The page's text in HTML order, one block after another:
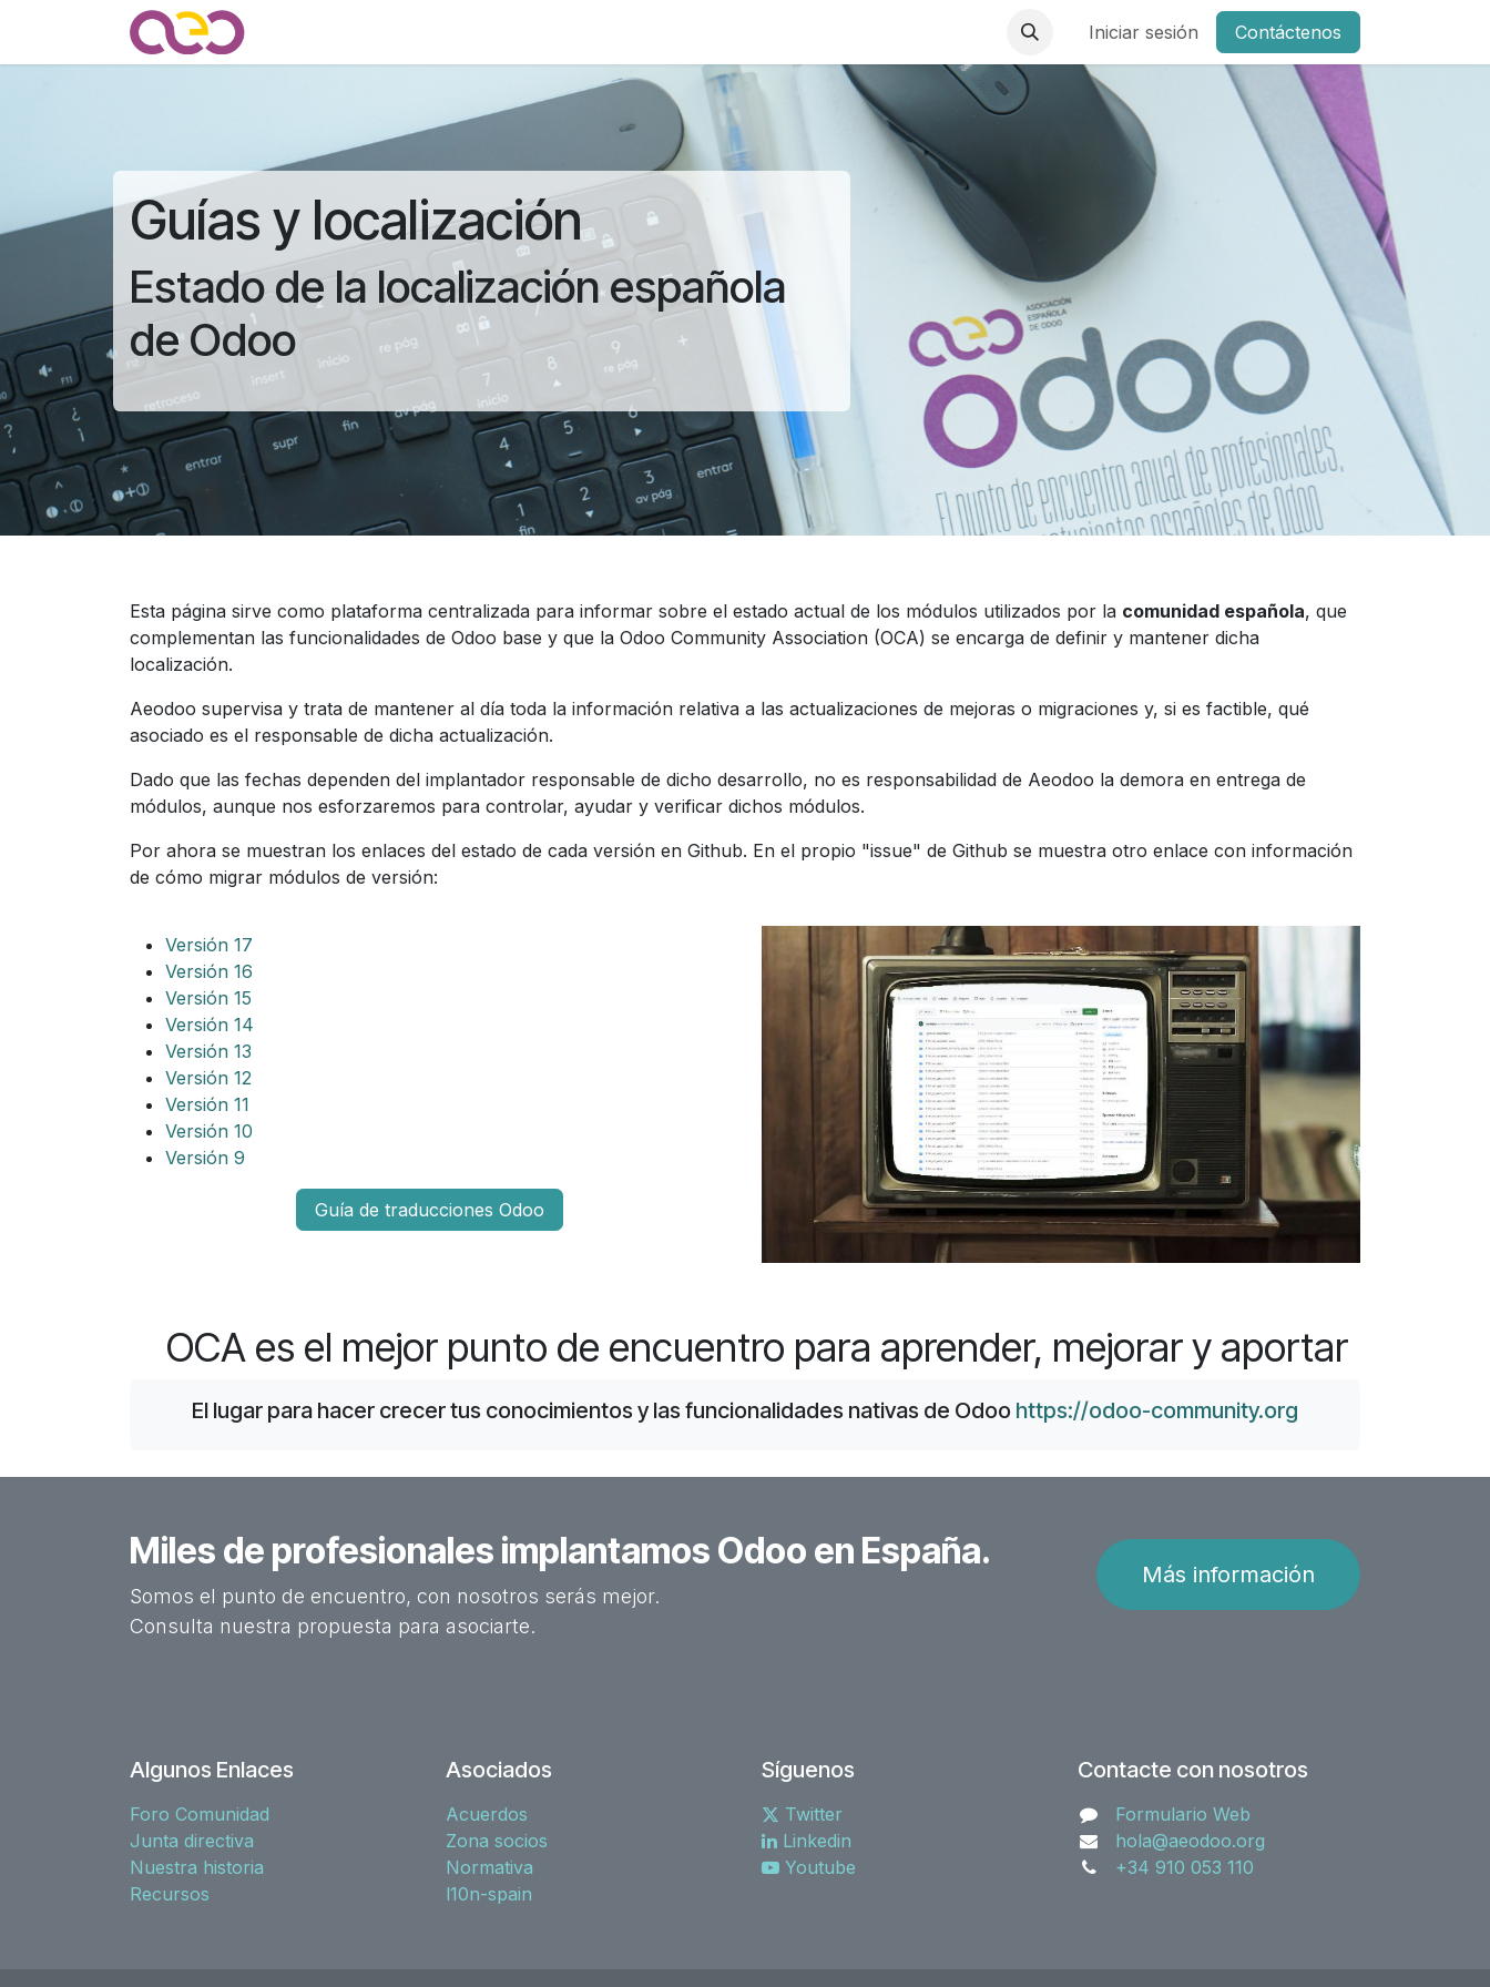
Iniciar sesión Contáctenos
Guías y localización
Estado de la localización española
de Odoo
Esta página sirve como plataforma centralizada para informar sobre el estado actual de los módulos utilizados por la comunidad española, que
complementan las funcionalidades de Odoo base y que la Odoo Community Association (OCA) se encarga de definir y mantener dicha
localización.
Aeodoo supervisa y trata de mantener al día toda la información relativa a las actualizaciones de mejoras o migraciones y, si es factible, qué
asociado es el responsable de dicha actualización.
Dado que las fechas dependen del implantador responsable de dicho desarrollo, no es responsabilidad de Aeodoo la demora en entrega de
módulos, aunque nos esforzaremos para controlar, ayudar y verificar dichos módulos.
Por ahora se muestran los enlaces del estado de cada versión en Github. En el propio "issue" de Github se muestra otro enlace con información
de cómo migrar módulos de versión:
Versión 17
Versión 16
Versión 15
Versión 14
Versión 13
Versión 12
Versión 11
Versión 10
Versión 9
Guía de traducciones Odoo
OCA es el mejor punto de encuentro para aprender, mejorar y aportar
El lugar para hacer crecer tus conocimientos y las funcionalidades nativas de Odoo https://odoo-community.org
Miles de profesionales implantamos Odoo en España.
Somos el punto de encuentro, con nosotros serás mejor.
Consulta nuestra propuesta para asociarte.
Más información
Algunos Enlaces
Foro Comunidad
Junta directiva
Nuestra historia
Recursos
Asociados
Acuerdos
Zona socios
Normativa
l10n-spain
Síguenos
Twitter
Linkedin
Youtube
Contacte con nosotros
Formulario Web
hola@aeodoo.org
+34 910 053 110